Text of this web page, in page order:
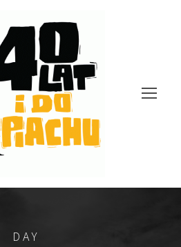
DAY